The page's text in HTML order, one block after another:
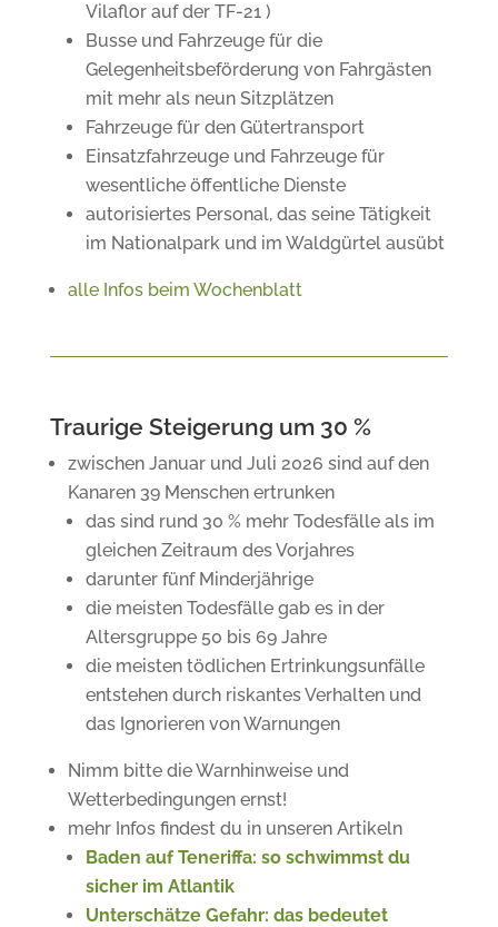
Vilaflor auf der TF-21 )
Busse und Fahrzeuge für die
Gelegenheitsbeförderung von Fahrgästen
mit mehr als neun Sitzplätzen
Fahrzeuge für den Gütertransport
Einsatzfahrzeuge und Fahrzeuge für
wesentliche öffentliche Dienste
autorisiertes Personal, das seine Tätigkeit
im Nationalpark und im Waldgürtel ausübt
alle Infos beim Wochenblatt
Traurige Steigerung um 30 %
zwischen Januar und Juli 2026 sind auf den
Kanaren 39 Menschen ertrunken
das sind rund 30 % mehr Todesfälle als im
gleichen Zeitraum des Vorjahres
darunter fünf Minderjährige
die meisten Todesfälle gab es in der
Altersgruppe 50 bis 69 Jahre
die meisten tödlichen Ertrinkungsunfälle
entstehen durch riskantes Verhalten und
das Ignorieren von Warnungen
Nimm bitte die Warnhinweise und
Wetterbedingungen ernst!
mehr Infos findest du in unseren Artikeln
Baden auf Teneriffa: so schwimmst du
sicher im Atlantik
Unterschätze Gefahr: das bedeutet